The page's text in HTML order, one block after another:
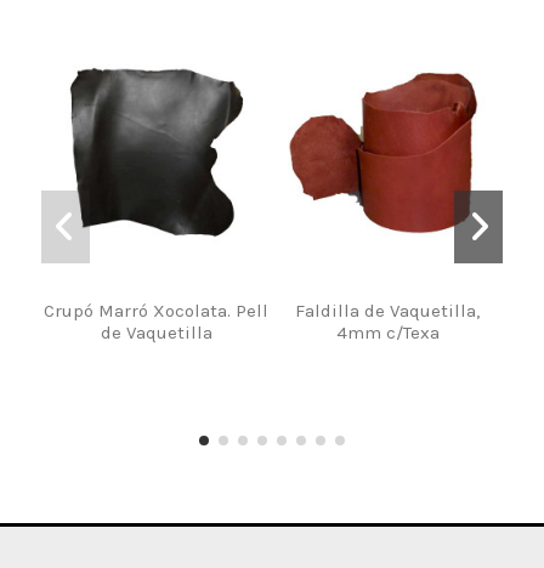
Crupó Marró Xocolata. Pell
de Vaquetilla
Faldilla de Vaquetilla,
4mm c/Texa